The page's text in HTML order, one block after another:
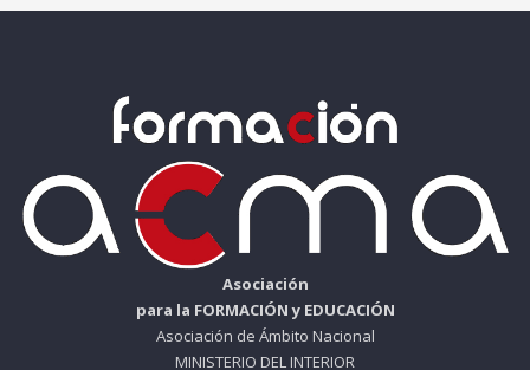
Asociación
para la FORMACIÓN y EDUCACIÓN
Asociación de Ámbito Nacional
MINISTERIO DEL INTERIOR